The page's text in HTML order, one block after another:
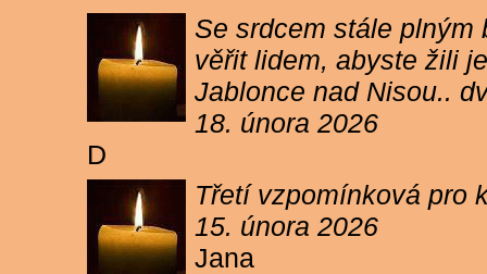
Se srdcem stále
věřit lidem, abyste žili
Jablonce nad Nisou..
18. února 2026
D
Třetí vzpomínková pro
15. února 2026
Jana